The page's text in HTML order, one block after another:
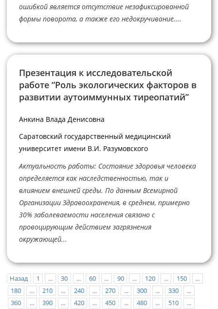
ошибкой является отсутствие незафиксированной
формы поворота, а также его недокручивание....
Презентация к исследовательской
работе “Роль экологических факторов в
развитии аутоиммунных тиреопатий”
Анкина Влада Денисовна
Саратовский государственный медицинский
университет имени В.И. Разумовского
Актуальность работы: Состояние здоровья человека
определяется как наследственностью, так и
влиянием внешней среды. По данным Всемирной
Организации Здравоохранения, в среднем, примерно
30% заболеваемости населения связано с
провоцирующим действием загрязнения
окружающей...
Назад 1 ... 30 ... 60 ... 90 ... 120 ... 150
...
180
... 210 ... 240 ... 270 ... 300 ... 330
...
360
... 390 ... 420 ... 450 ... 480 ... 510
...